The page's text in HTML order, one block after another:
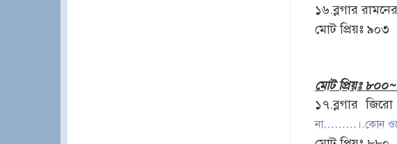
১৬.ব্লগার রামনের
মোট প্রিয়ঃ ৯০৩
মোট প্রিয়ঃ
১৭.ব্লগার জিরো
না………।.কোন